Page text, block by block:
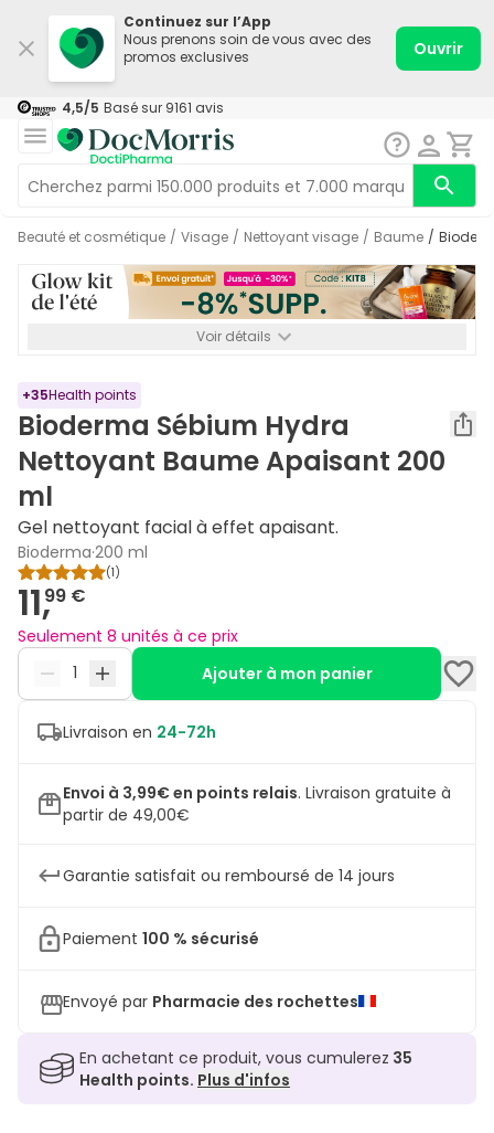
Continuez sur l’App
Nous prenons soin de vous avec des
promos exclusives
Ouvrir
4,5/5 Basé sur 9161 avis
Beauté et cosmétique / Visage / Nettoyant visage / Baume /
Voir détails
+35Health points
Bioderma Sébium Hydra
Nettoyant Baume Apaisant 200
ml
Gel nettoyant facial à effet apaisant.
Bioderma·200 ml
(1)
11,99 €
Seulement 8 unités à ce prix
Ajouter à mon panier
Livraison en 24-72h
Envoi à 3,99€ en points relais. Livraison gratuite à
partir de 49,00€
Garantie satisfait ou remboursé de 14 jours
Paiement 100 % sécurisé
Envoyé par Pharmacie des rochettes
En achetant ce produit, vous cumulerez 35
Health points. Plus d'infos